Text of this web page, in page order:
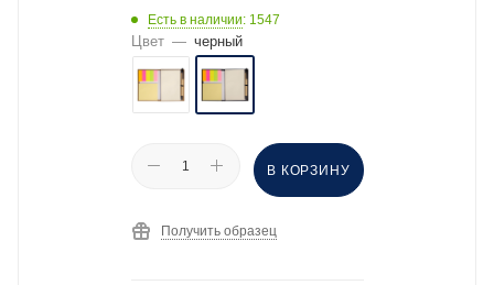
Есть в наличии: 1547
Цвет — черный
В КОРЗИНУ
Получить образец